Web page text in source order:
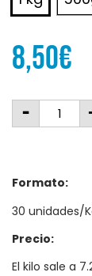
8,50€
-
Formato:
30 unidades/
Precio:
El kilo sale a